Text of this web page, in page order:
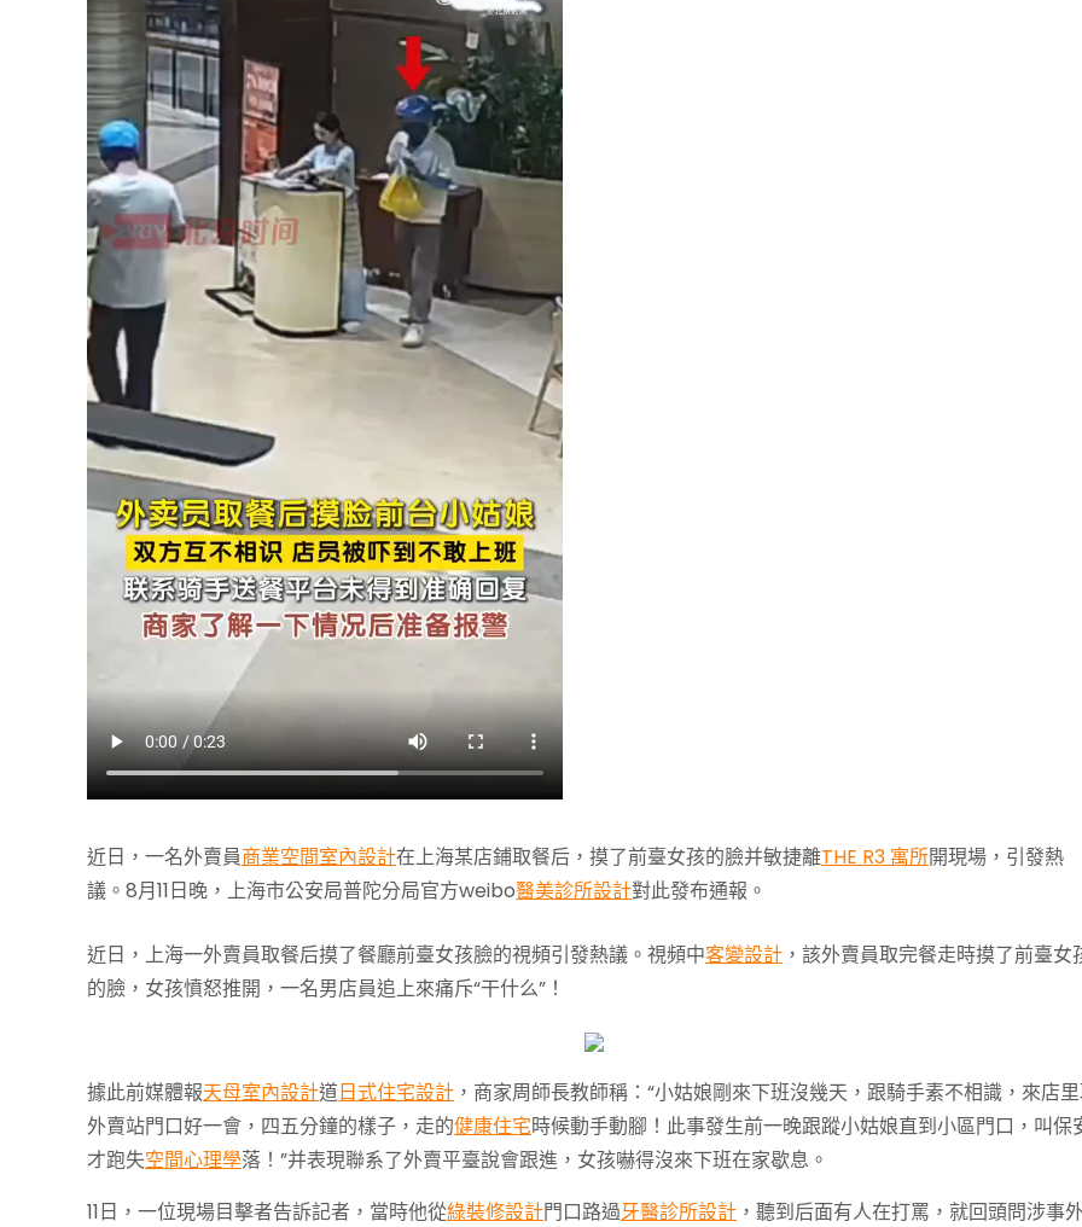
近日，一名外賣員商業空間室內設計在上海某店鋪取餐后，摸了前臺女孩的臉并敏捷離THE R3 寓所開現場，引發熱
議。8月11日晚，上海市公安局普陀分局官方weibo醫美診所設計對此發布通報。
近日，上海一外賣員取餐后摸了餐廳前臺女孩臉的視頻引發熱議。視頻中客變設計 ，該外賣員取完餐走時摸了前臺女
的臉，女孩憤怒推開，一名男店員追上來痛斥“干什么”！
據此前媒體報天母室內設計道日式住宅設計 ，商家周師長教師稱：“小姑娘剛來下班沒幾天，跟騎手素不相識，來店
外賣站門口好一會，四五分鐘的樣子，走的健康住宅時候動手動腳！此事發生前一晚跟蹤小姑娘直到小區門口，叫保
才跑失空間心理學落！”并表現聯系了外賣平臺說會跟進，女孩嚇得沒來下班在家歇息。
11日，一位現場目擊者告訴記者，當時他從綠裝修設計門口路過牙醫診所設計 ，聽到后面有人在打罵，就回頭問涉事